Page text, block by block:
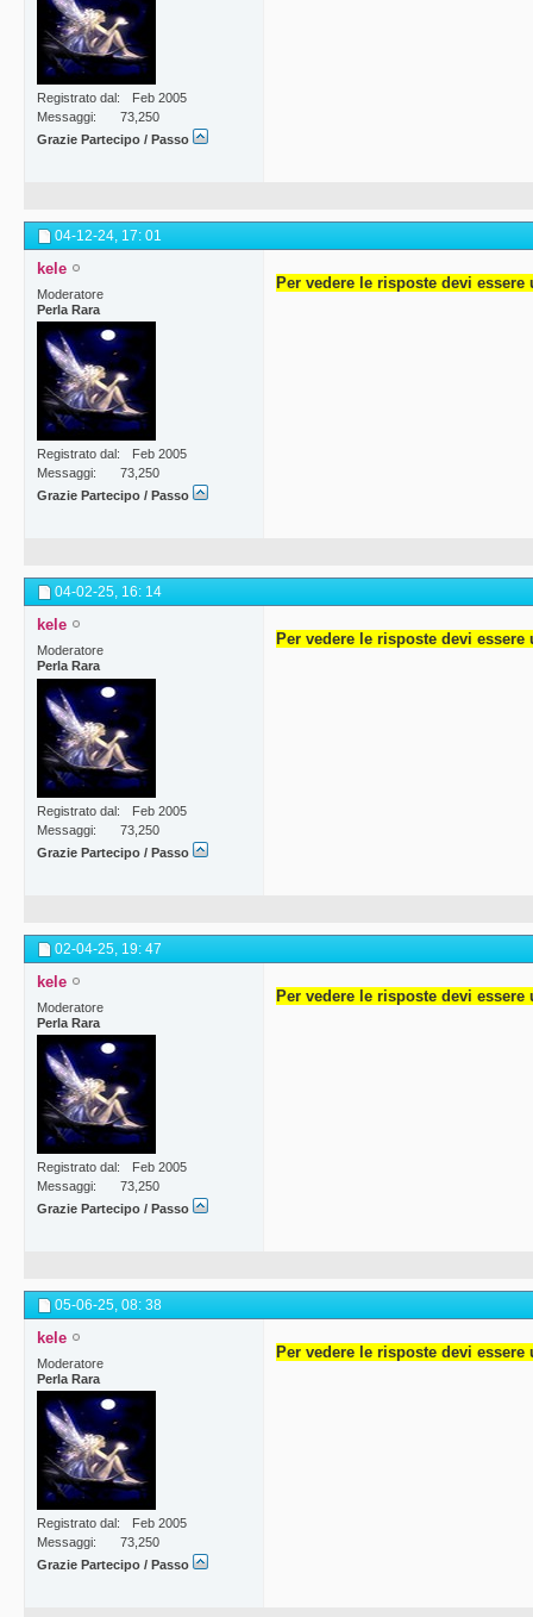
Registrato dal
Feb 2005
Messaggi
73,250
Grazie Partecipo / Passo
04-12-24, 17: 01
kele
Moderatore
Perla Rara
Registrato dal
Feb 2005
Messaggi
73,250
Grazie Partecipo / Passo
Per vedere le risposte devi
04-02-25, 16: 14
kele
Moderatore
Perla Rara
Registrato dal
Feb 2005
Messaggi
73,250
Grazie Partecipo / Passo
Per vedere le risposte devi
02-04-25, 19: 47
kele
Moderatore
Perla Rara
Registrato dal
Feb 2005
Messaggi
73,250
Grazie Partecipo / Passo
Per vedere le risposte devi essere
05-06-25, 08: 38
kele
Moderatore
Perla Rara
Registrato dal
Feb 2005
Messaggi
73,250
Grazie Partecipo / Passo
Per vedere le risposte devi